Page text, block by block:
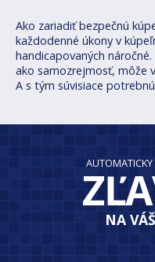
Ako zariadiť bezpečnú
každodenné úkony v
handicapovaných
ako samozrejmosť, môže
A s tým súvisiace
NA